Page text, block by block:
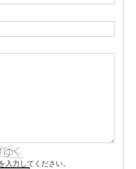
入力してください。